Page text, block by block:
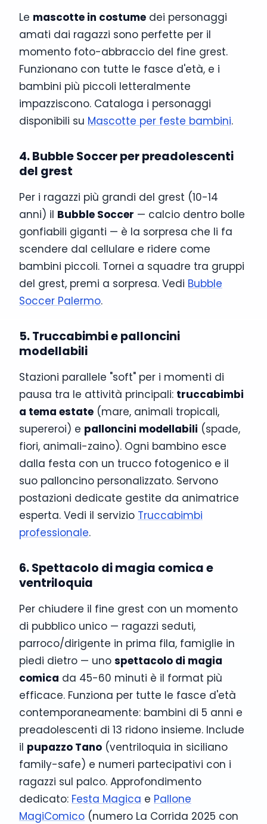
Le mascotte in costume dei personaggi
amati dai ragazzi sono perfette per il
momento foto-abbraccio del fine grest.
Funzionano con tutte le fasce d'età, e i
bambini più piccoli letteralmente
impazziscono. Cataloga i personaggi
disponibili su Mascotte per feste bambini.
4. Bubble Soccer per preadolescenti
del grest
Per i ragazzi più grandi del grest (10-14
anni) il Bubble Soccer — calcio dentro bolle
gonfiabili giganti — è la sorpresa che li fa
scendere dal cellulare e ridere come
bambini piccoli. Tornei a squadre tra gruppi
del grest, premi a sorpresa. Vedi Bubble
Soccer Palermo.
5. Truccabimbi e palloncini
modellabili
Stazioni parallele "soft" per i momenti di
pausa tra le attività principali: truccabimbi
a tema estate (mare, animali tropicali,
supereroi) e palloncini modellabili (spade,
fiori, animali-zaino). Ogni bambino esce
dalla festa con un trucco fotogenico e il
suo palloncino personalizzato. Servono
postazioni dedicate gestite da animatrice
esperta. Vedi il servizio Truccabimbi
professionale.
6. Spettacolo di magia comica e
ventriloquia
Per chiudere il fine grest con un momento
di pubblico unico — ragazzi seduti,
parroco/dirigente in prima fila, famiglie in
piedi dietro — uno spettacolo di magia
comica da 45-60 minuti è il format più
efficace. Funziona per tutte le fasce d'età
contemporaneamente: bambini di 5 anni e
preadolescenti di 13 ridono insieme. Include
il pupazzo Tano (ventriloquia in siciliano
family-safe) e numeri partecipativi con i
ragazzi sul palco. Approfondimento
dedicato: Festa Magica e Pallone
MagiComico (numero La Corrida 2025 con